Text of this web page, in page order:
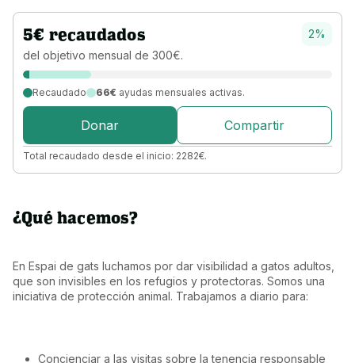
5€ recaudados
del objetivo mensual de 300€.
2%
Recaudado 66€ ayudas mensuales activas.
Donar Compartir
Total recaudado desde el inicio: 2282€.
¿Qué hacemos?
En Espai de gats luchamos por dar visibilidad a gatos adultos,
que son invisibles en los refugios y protectoras. Somos una
iniciativa de protección animal. Trabajamos a diario para:
Concienciar a las visitas sobre la tenencia responsable